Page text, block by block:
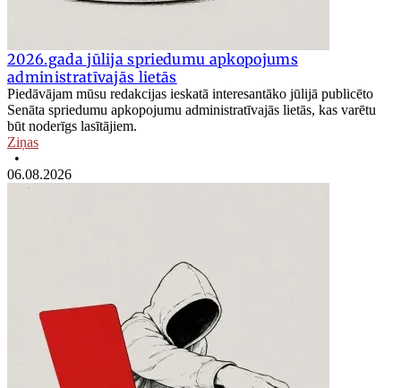
2026.gada jūlija spriedumu apkopojums
administratīvajās lietās
Piedāvājam mūsu redakcijas ieskatā interesantāko jūlijā publicēto
Senāta spriedumu apkopojumu administratīvajās lietās, kas varētu
būt noderīgs lasītājiem.
Ziņas
•
06.08.2026